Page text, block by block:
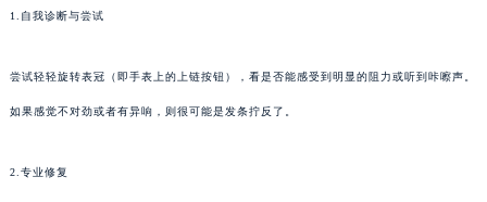
1.自我诊断与尝试
尝试轻轻旋转表冠（即手表上的上链按钮），看是否能感受到明显的阻力或听到咔嚓声。
如果感觉不对劲或者有异响，则很可能是发条拧反了。
2.专业修复